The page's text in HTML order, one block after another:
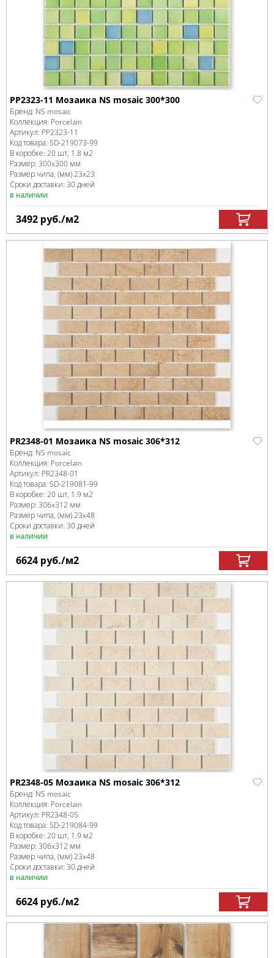
PP2323-11 Мозаика NS mosaic 300*300
Бренд: NS mosaic
Коллекция: Porcelain
Артикул: PP2323-11
Код товара: SD-219073-99
В коробке: 20 шт, 1.8 м2
Размер: 300x300 мм
Размер чипа, (мм)23x23
Сроки доставки: 30 дней
в наличии
3492 руб./м2
PR2348-01 Мозаика NS mosaic 306*312
Бренд: NS mosaic
Коллекция: Porcelain
Артикул: PR2348-01
Код товара: SD-219081-99
В коробке: 20 шт, 1.9 м2
Размер: 306x312 мм
Размер чипа, (мм)23x48
Сроки доставки: 30 дней
в наличии
6624 руб./м2
PR2348-05 Мозаика NS mosaic 306*312
Бренд: NS mosaic
Коллекция: Porcelain
Артикул: PR2348-05
Код товара: SD-219084-99
В коробке: 20 шт, 1.9 м2
Размер: 306x312 мм
Размер чипа, (мм)23x48
Сроки доставки: 30 дней
в наличии
6624 руб./м2